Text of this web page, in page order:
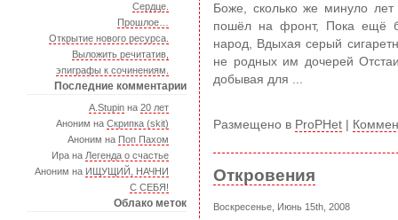
Сердце.
Прошлое…
Открытие нового ресурса.
Выложить речитатив,
эпиграфы к сочинениям.
Последние комментарии
A.Stupin на 20 лет
Аноним на Скрипка (skit)
Аноним на Поп Пахом
Ира на Легенда о счастье
Аноним на ИЩУЩИЙ, НАЧНИ
С СЕБЯ!
Облако меток
Боже, сколько же минуло
пошёл на фронт, Пока ещё
народ, Вдыхая серый
не родных им дочерей
добывая для ...
Размещено в ProPHet
Откровения
Воскресенье, Июнь 15th, 2008